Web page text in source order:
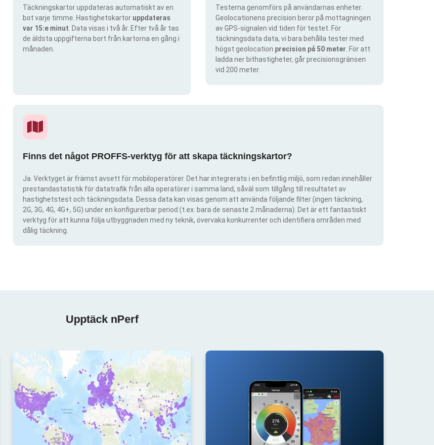
Täckningskartor uppdateras automatiskt av en
bot varje timme. Hastighetskartor uppdateras
var 15:e minut . Data visas i två år. Efter två år tas
de äldsta uppgifterna bort från kartorna en gång i
månaden.
Testerna genomförs på användarnas enheter.
Geolocationens precision beror på mottagningen
av GPS-signalen vid tiden för testet. För
täckningsdata data, vi bara behålla tester med
högst geolocation precision på 50 meter . För att
ladda ner bithastigheter, går precisionsgränsen
vid 200 meter.
Finns det något PROFFS-verktyg för att skapa täckningskartor?
Ja. Verktyget är främst avsett för mobiloperatörer. Det har integrerats i en befintlig miljö, som redan innehåller
prestandastatistik för datatrafik från alla operatörer i samma land, såväl som tillgång till resultatet av
hastighetstest och täckningsdata. Dessa data kan visas genom att använda följande filter (ingen täckning,
2G, 3G, 4G, 4G+, 5G) under en konfigurerbar period (t.ex. bara de senaste 2 månaderna). Det är ett fantastiskt
verktyg för att kunna följa utbyggnaden med ny teknik, övervaka konkurrenter och identifiera områden med
dålig täckning.
Upptäck nPerf